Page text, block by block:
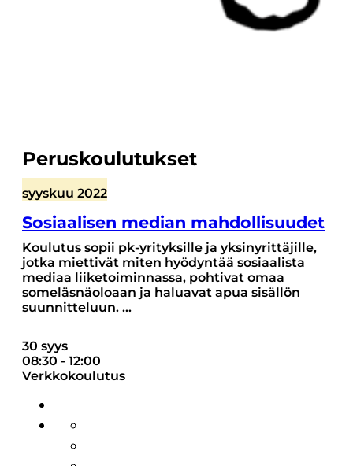
Peruskoulutukset
syyskuu 2022
Sosiaalisen median mahdollisuudet
Koulutus sopii pk-yrityksille ja yksinyrittäjille,
jotka miettivät miten hyödyntää sosiaalista
mediaa liiketoiminnassa, pohtivat omaa
someläsnäoloaan ja haluavat apua sisällön
suunnitteluun. ...
30 syys
08:30 - 12:00
Verkkokoulutus